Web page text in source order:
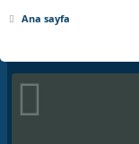
Ana sayfa